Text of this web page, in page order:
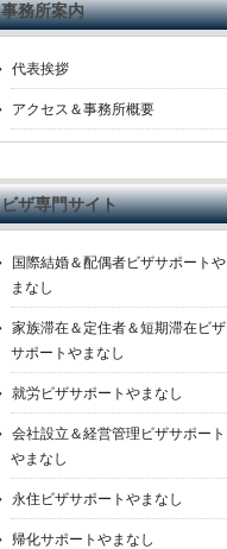
事務所案内
代表挨拶
アクセス＆事務所概要
ビザ専門サイト
国際結婚＆配偶者ビザサポートや
まなし
家族滞在＆定住者＆短期滞在ビザ
サポートやまなし
就労ビザサポートやまなし
会社設立＆経営管理ビザサポート
やまなし
永住ビザサポートやまなし
帰化サポートやまなし